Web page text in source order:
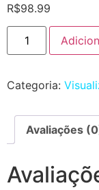
R$98.99
Categoria:
Avaliações